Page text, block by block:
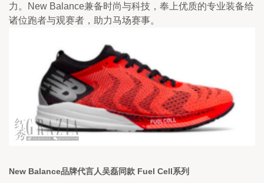
力。New Balance兼备时尚与科技，奉上优质的专业装备给
诸位跑者与观赛者，助力马场赛事。
New Balance品牌代言人吴磊同款 Fuel Cell系列